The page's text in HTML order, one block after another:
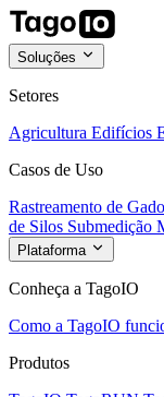
Soluções
Setores
Agricultura Edifícios
Casos de Uso
Rastreamento de Gado
de Silos Submedição
Plataforma
Conheça a TagoIO
Como a TagoIO
Produtos